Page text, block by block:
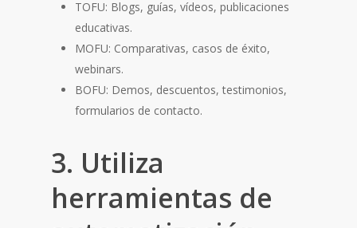
TOFU: Blogs, guías, vídeos, publicaciones
educativas.
MOFU: Comparativas, casos de éxito,
webinars.
BOFU: Demos, descuentos, testimonios,
formularios de contacto.
3. Utiliza
herramientas de